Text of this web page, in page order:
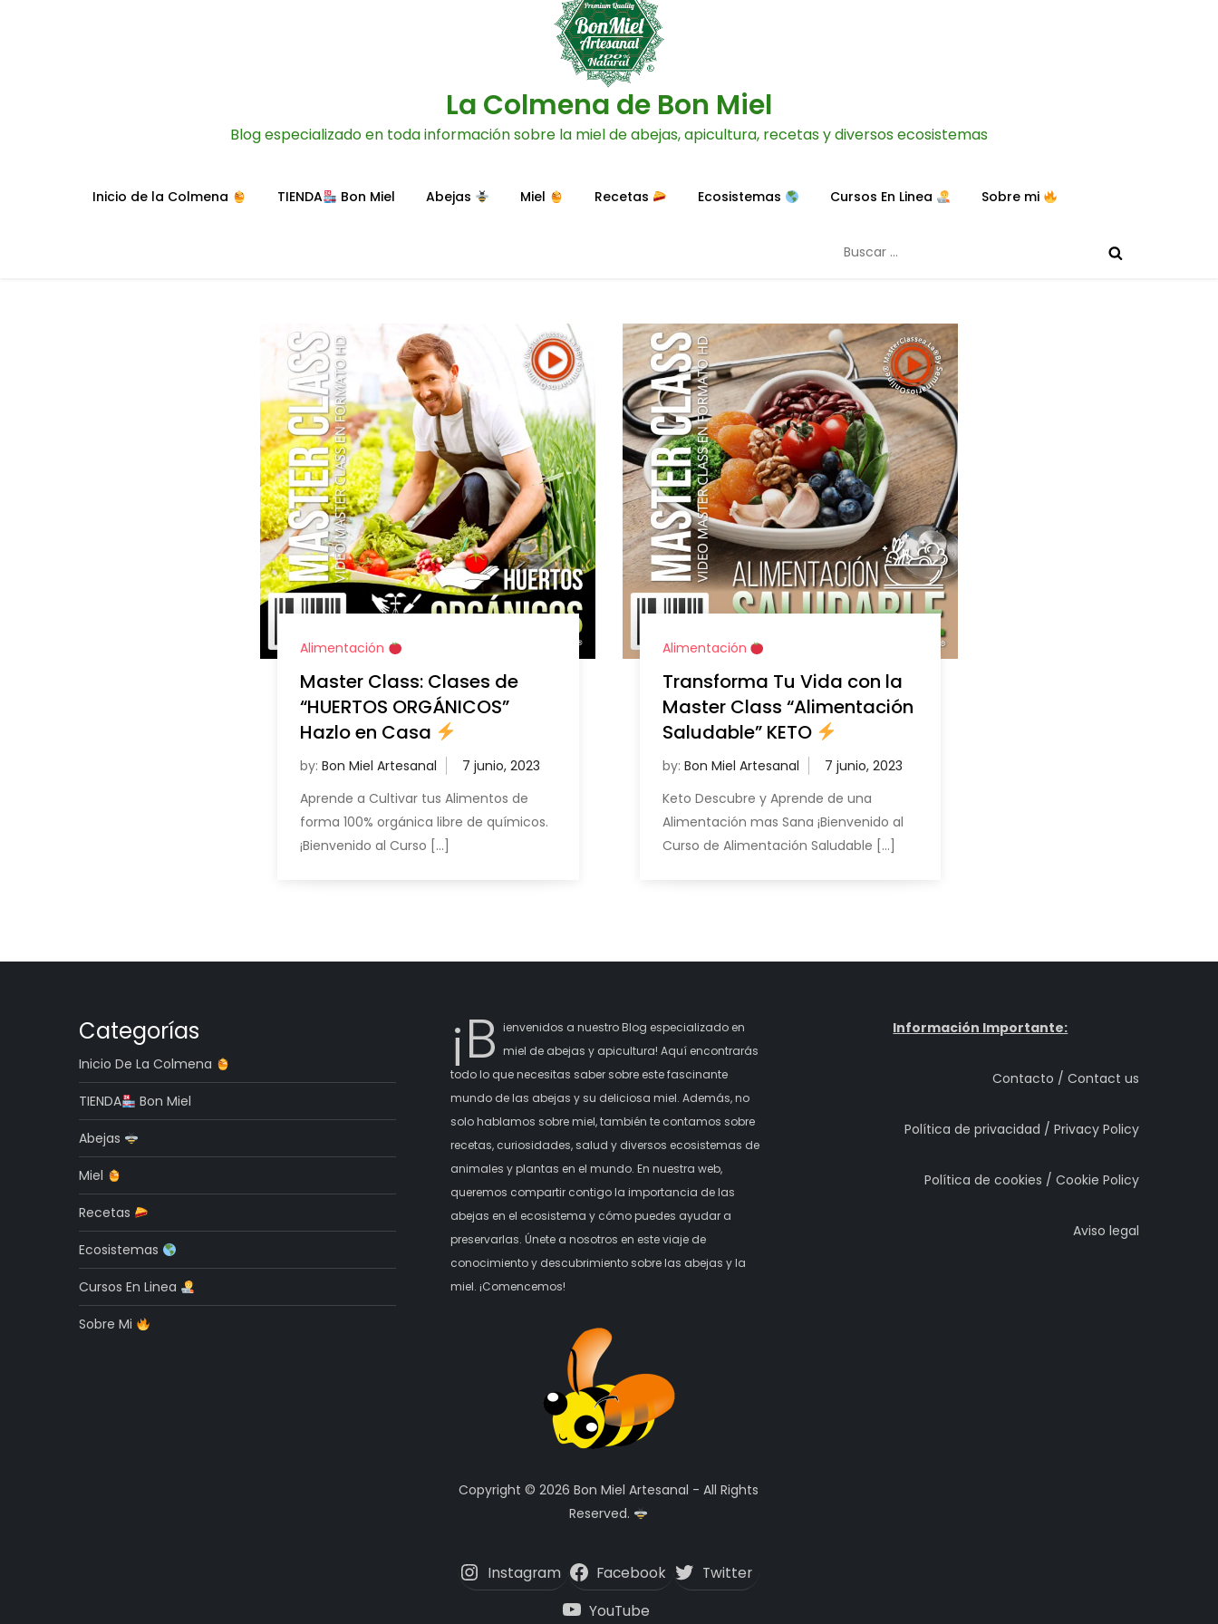
La Colmena de Bon Miel
Blog especializado en toda información sobre la miel de abejas, apicultura, recetas y diversos ecosistemas
Inicio de la Colmena TIENDA Bon Miel Abejas Miel Recetas Ecosistemas Cursos En Linea Sobre mi
Alimentación
Master Class: Clases de
“HUERTOS ORGÁNICOS”
Hazlo en Casa
by: Bon Miel Artesanal
Aprende a Cultivar tus Alimentos de
forma 100% orgánica libre de químicos.
¡Bienvenido al Curso […]
Alimentación
Transforma Tu Vida con la
Master Class “Alimentación
Saludable” KETO
by: Bon Miel Artesanal
Keto Descubre y Aprende de una
Alimentación mas Sana ¡Bienvenido al
Curso de Alimentación Saludable […]
Categorías
Inicio De La Colmena
TIENDA Bon Miel
Abejas
Miel
Recetas
Ecosistemas
Cursos En Linea
Sobre Mi
¡B ienvenidos a nuestro Blog especializado en
miel de abejas y apicultura! Aquí encontrarás
todo lo que necesitas saber sobre este fascinante
mundo de las abejas y su deliciosa miel. Además, no
solo hablamos sobre miel, también te contamos sobre
recetas, curiosidades, salud y diversos ecosistemas de
animales y plantas en el mundo. En nuestra web,
queremos compartir contigo la importancia de las
abejas en el ecosistema y cómo puedes ayudar a
preservarlas. Únete a nosotros en este viaje de
conocimiento y descubrimiento sobre las abejas y la
miel. ¡Comencemos!
Copyright © 2026 Bon Miel Artesanal - All Rights
Reserved.
Instagram Facebook
Twitter
YouTube
Información Importante:
Contacto / Contact us
Política de privacidad / Privacy Policy
Política de cookies / Cookie Policy
Aviso legal